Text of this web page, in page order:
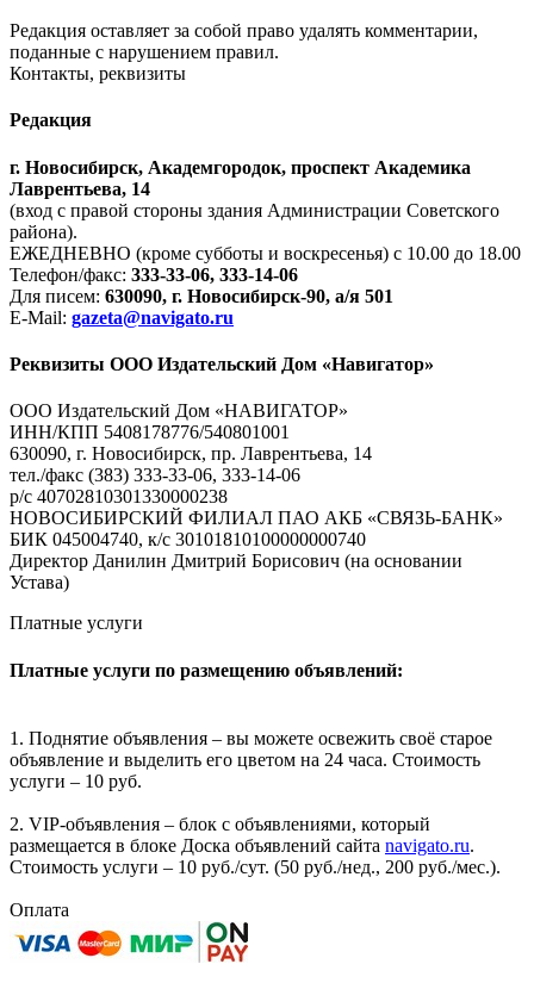
Редакция оставляет за собой право удалять комментарии,
поданные с нарушением правил.
Контакты, реквизиты
Редакция
г. Новосибирск, Академгородок, проспект Академика
Лаврентьева, 14
(вход с правой стороны здания Администрации Советского
района).
ЕЖЕДНЕВНО (кроме субботы и воскресенья) с 10.00 до 18.00
Телефон/факс: 333-33-06, 333-14-06
Для писем: 630090, г. Новосибирск-90, а/я 501
E-Mail: gazeta@navigato.ru
Реквизиты ООО Издательский Дом «Навигатор»
ООО Издательский Дом «НАВИГАТОР»
ИНН/КПП 5408178776/540801001
630090, г. Новосибирск, пр. Лаврентьева, 14
тел./факс (383) 333-33-06, 333-14-06
р/с 40702810301330000238
НОВОСИБИРСКИЙ ФИЛИАЛ ПАО АКБ «СВЯЗЬ-БАНК»
БИК 045004740, к/с 30101810100000000740
Директор Данилин Дмитрий Борисович (на основании
Устава)
Платные услуги
Платные услуги по размещению объявлений:
1. Поднятие объявления – вы можете освежить своё старое
объявление и выделить его цветом на 24 часа. Стоимость
услуги – 10 руб.
2. VIP-объявления – блок с объявлениями, который
размещается в блоке Доска объявлений сайта navigato.ru.
Стоимость услуги – 10 руб./сут. (50 руб./нед., 200 руб./мес.).
Оплата